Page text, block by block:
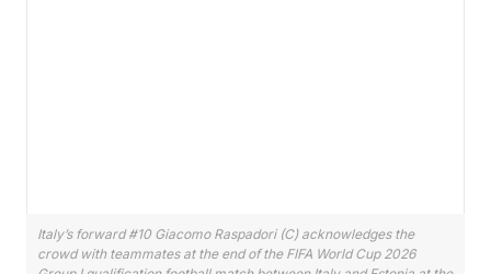
Italy’s forward #10 Giacomo Raspadori (C) acknowledges the
crowd with teammates at the end of the FIFA World Cup 2026